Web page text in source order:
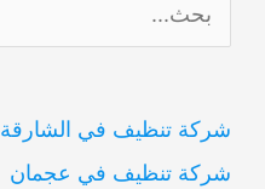
ل
ح
ث
شركة تنظيف في الشارقة
شركة تنظيف في عجمان